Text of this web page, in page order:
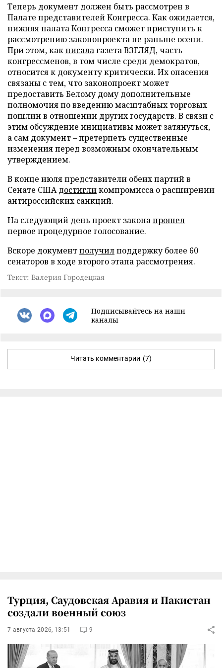
Теперь документ должен быть рассмотрен в
Палате представителей Конгресса. Как ожидается,
нижняя палата Конгресса сможет приступить к
рассмотрению законопроекта не раньше осени.
При этом, какписалагазета ВЗГЛЯД, часть
конгрессменов, в том числе среди демократов,
относится к документу критически. Их опасения
связаны с тем, что законопроект может
предоставить Белому дому дополнительные
полномочия по введению масштабных торговых
пошлин в отношении других государств. В связи с
этим обсуждение инициативы может затянуться,
а сам документ – претерпеть существенные
изменения перед возможным окончательным
утверждением.
В конце июля представители обеих партий в
Сенате СШАдостигликомпромисса о расширении
антироссийских санкций.
На следующий день проект законапрошел
первое процедурное голосование.
Вскоре документполучилподдержку более 60
сенаторов в ходе второго этапа рассмотрения.
Текст: Валерия Городецкая
Подписывайтесь на наши
каналы
Читать комментарии (7)
Турция, Саудовская Аравия и Пакистан
создали военный союз
7 августа 2026, 13:51 9